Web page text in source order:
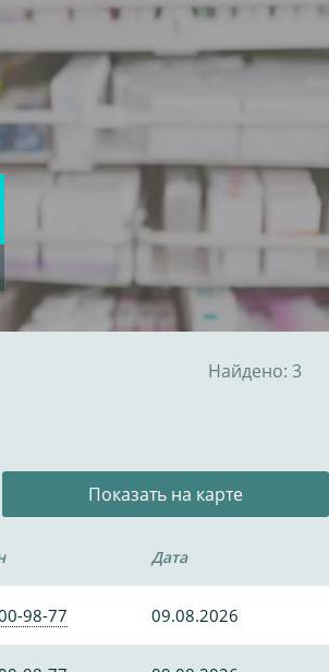
Найдено: 3
Показать на карте
Дата
98-77 09.08.2026